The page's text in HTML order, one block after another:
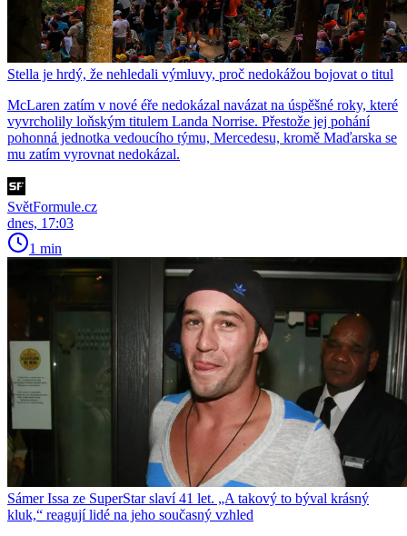
Stella je hrdý, že nehledali výmluvy, proč nedokážou bojovat o titul
McLaren zatím v nové éře nedokázal navázat na úspěšné roky, které
vyvrcholily loňským titulem Landa Norrise. Přestože jej pohání
pohonná jednotka vedoucího týmu, Mercedesu, kromě Maďarska se
mu zatím vyrovnat nedokázal.
SvětFormule.cz
dnes, 17:03
1 min
Sámer Issa ze SuperStar slaví 41 let. „A takový to býval krásný
kluk,“ reagují lidé na jeho současný vzhled